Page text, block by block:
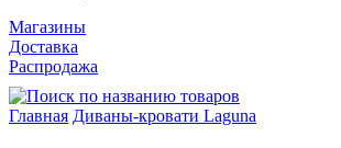
Магазины
Доставка
Распродажа
Главная Диваны-кровати Laguna